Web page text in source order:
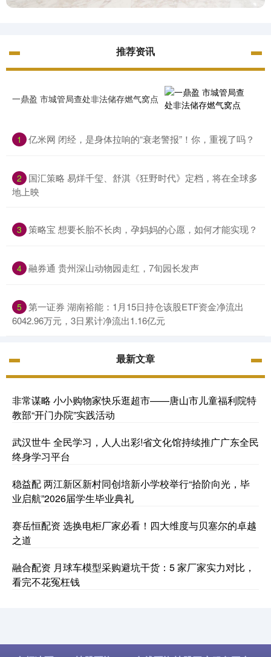
推荐资讯
一鼎盈 市城管局查处非法储存燃气窝点
1 亿米网 闭经，是身体拉响的“衰老警报”！你，重视了吗？
2
国汇策略 易烊千玺、舒淇《狂野时代》定档，将在全球多
地上映
3 策略宝 想要长胎不长肉，孕妈妈的心愿，如何才能实现？
4 融券通 贵州深山动物园走红，7旬园长发声
5 第一证券 湖南裕能：1月15日持仓该股ETF资金净流出
6042.96万元，3日累计净流出1.16亿元
最新文章
非常谋略 小小购物家快乐逛超市——唐山市儿童福利院特
教部“开门办院”实践活动
武汉世牛 全民学习，人人出彩!省文化馆持续推广广东全民
终身学习平台
稳益配 两江新区新村同创培新小学校举行“拾阶向光，毕
业启航”2026届学生毕业典礼
赛岳恒配资 选换电柜厂家必看！四大维度与贝塞尔的卓越
之道
融合配资 月球车模型采购避坑干货：5 家厂家实力对比，
看完不花冤枉钱